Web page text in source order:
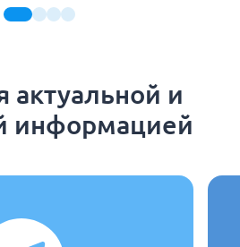
актуальной и
информацией